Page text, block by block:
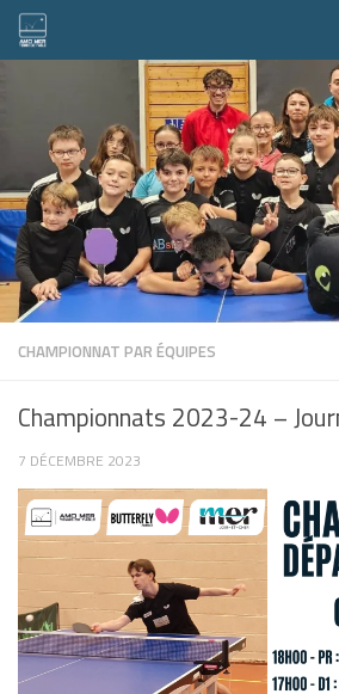
Skip to content
CHAMPIONNAT PAR ÉQUIPES
Championnats 2023-24 –
7 DÉCEMBRE 2023